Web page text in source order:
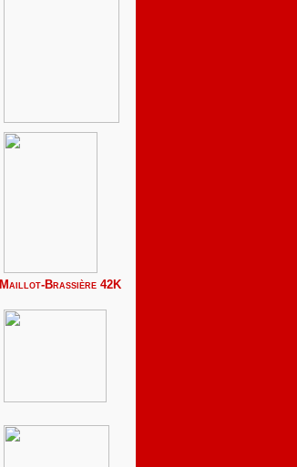
Maillot-Brassière 42K